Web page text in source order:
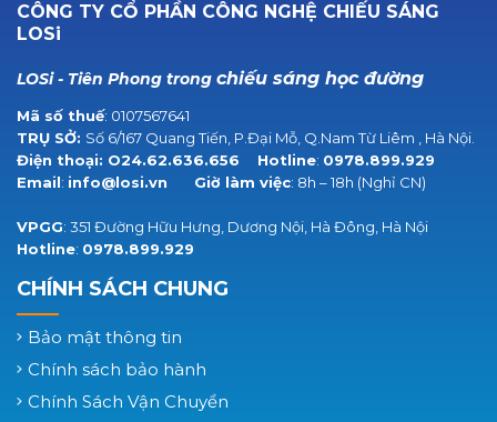
CÔNG TY CỔ PHẦN CÔNG NGHỆ CHIẾU SÁNG
LOSi
LOSi - Tiên Phong trong chiếu sáng học đường
Mã số thuế: 0107567641
TRỤ SỞ: Số 6/167 Quang Tiến, P.Đại Mỗ, Q.Nam Từ Liêm , Hà Nội.
Điện thoại: O24.62.636.656 Hotline: 0978.899.929
Email: info@losi.vn Giờ làm việc: 8h – 18h (Nghỉ CN)
VPGG: 351 Đường Hữu Hưng, Dương Nội, Hà Đông, Hà Nội
Hotline: 0978.899.929
CHÍNH SÁCH CHUNG
Bảo mật thông tin
Chính sách bảo hành
Chính Sách Vận Chuyển